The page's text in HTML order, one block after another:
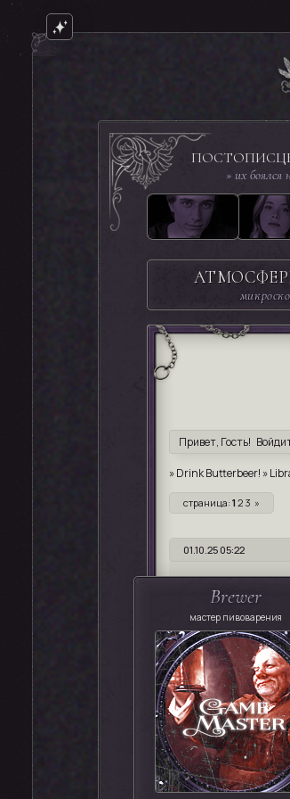
» их боялся
Привет, Гость!
»Drink Butterbeer! »
страница: 1 2 3 »
01.10.25 05:22
Brewer
мастер пивоварения